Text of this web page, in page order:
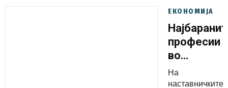
ЕКОНОМИЈА
професии
во
земји и
На
наставничките